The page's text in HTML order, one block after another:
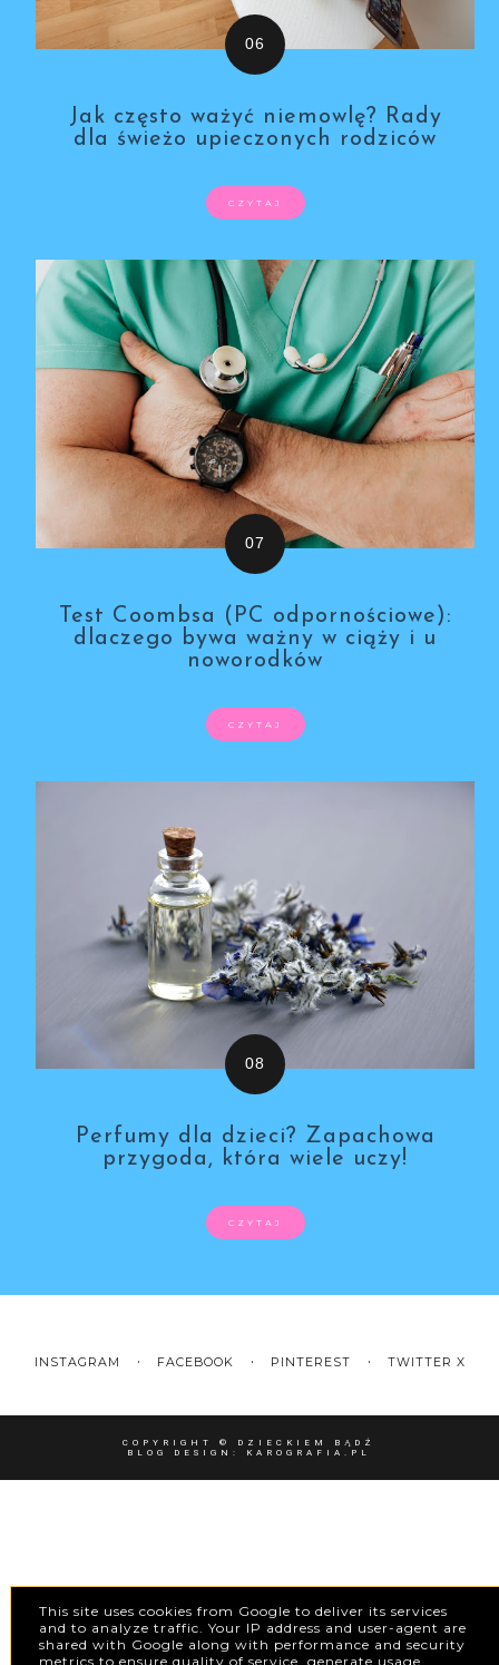
Jak często ważyć niemowlę? Rady
dla świeżo upieczonych rodziców
CZYTAJ
Test Coombsa (PC odpornościowe):
dlaczego bywa ważny w ciąży i u
noworodków
CZYTAJ
Perfumy dla dzieci? Zapachowa
przygoda, która wiele uczy!
CZYTAJ
INSTAGRAM FACEBOOK PINTEREST TWITTER X
COPYRIGHT © DZIECKIEM BĄDŹ
BLOG DESIGN: KAROGRAFIA.PL
This site uses cookies from Google to deliver its services
and to analyze traffic. Your IP address and user-agent are
shared with Google along with performance and security
metrics to ensure quality of service, generate usage